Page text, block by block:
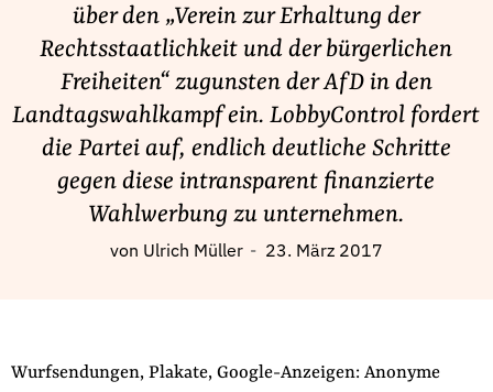
Lobbyismus und Klima
Macht der Digitalkonzerne
Spenden & Fördern
Fördermitglied werden
Geschenkspende
Newsletter
über den „Verein zur Erhaltung der
Rechtsstaatlichkeit und der bürgerlichen
Freiheiten“ zugunsten der AfD in den
Landtagswahlkampf ein. LobbyControl fordert
die Partei auf, endlich deutliche Schritte
gegen diese intransparent finanzierte
Wahlwerbung zu unternehmen.
von Ulrich Müller 23. März 2017
Wurfsendungen, Plakate, Google-Anzeigen: Anonyme